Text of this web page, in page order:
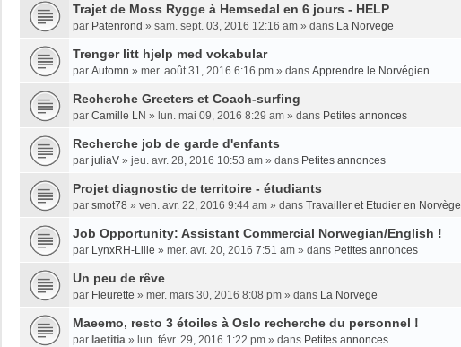
Trajet de Moss Rygge à Hemsedal en 6 jours - HELP
par Patenrond » sam. sept. 03, 2016 12:16 am » dans La Norvege
Trenger litt hjelp med vokabular
par Automn » mer. août 31, 2016 6:16 pm » dans Apprendre le Norvégien
Recherche Greeters et Coach-surfing
par Camille LN » lun. mai 09, 2016 8:29 am » dans Petites annonces
Recherche job de garde d'enfants
par juliaV » jeu. avr. 28, 2016 10:53 am » dans Petites annonces
Projet diagnostic de territoire - étudiants
par smot78 » ven. avr. 22, 2016 9:44 am » dans Travailler et Etudier en Norvège
Job Opportunity: Assistant Commercial Norwegian/English !
par LynxRH-Lille » mer. avr. 20, 2016 7:51 am » dans Petites annonces
Un peu de rêve
par Fleurette » mer. mars 30, 2016 8:08 pm » dans La Norvege
Maeemo, resto 3 étoiles à Oslo recherche du personnel !
par laetitia » lun. févr. 29, 2016 1:22 pm » dans Petites annonces